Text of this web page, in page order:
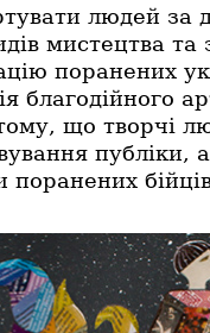
людей за
мистецтва
поранених
благодійного
що творчі
публіки,